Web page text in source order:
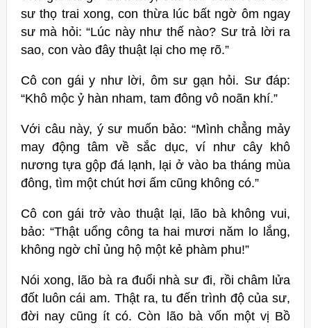
sư thọ trai xong, con thừa lúc bất ngờ ôm ngay
sư mà hỏi: “Lúc này như thế nào? Sư trả lời ra
sao, con vào đây thuật lại cho mẹ rõ.”
Cô con gái y như lời, ôm sư gạn hỏi. Sư đáp:
“Khô mộc ỷ hàn nham, tam đông vô noãn khí.”
Với câu này, ý sư muốn bảo: “Mình chẳng mảy
may động tâm về sắc dục, ví như cây khô
nương tựa gộp đá lạnh, lại ở vào ba tháng mùa
đông, tìm một chút hơi ấm cũng không có.”
Cô con gái trở vào thuật lại, lão bà không vui,
bảo: “Thật uổng công ta hai mươi năm lo lắng,
không ngờ chỉ ủng hộ một kẻ phàm phu!”
Nói xong, lão bà ra đuổi nhà sư đi, rồi châm lửa
đốt luôn cái am. Thật ra, tu đến trình độ của sư,
đời nay cũng ít có. Còn lão bà vốn một vị Bồ